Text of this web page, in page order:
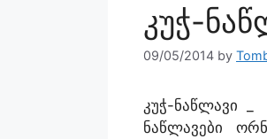
კუჭ-
09/05/2014 by
კუჭ-ნაწლავი _
ნაწლავები